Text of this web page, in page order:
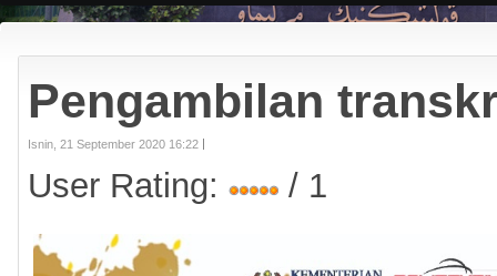
Pengambilan
Isnin, 21 September 2020 16:22
User Rating: / 1